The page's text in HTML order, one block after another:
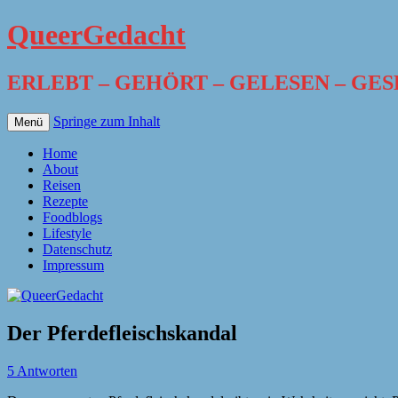
QueerGedacht
ERLEBT – GEHÖRT – GELESEN –
Menü Springe zum Inhalt
Home
About
Reisen
Rezepte
Foodblogs
Lifestyle
Datenschutz
Impressum
Der Pferdefleischskandal
5 Antworten